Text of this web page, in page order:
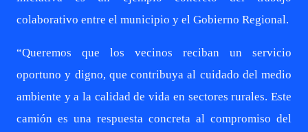
colaborativo entre el municipio y el Gobierno Regional.
“Queremos que los vecinos reciban un servicio
oportuno y digno, que contribuya al cuidado del medio
ambiente y a la calidad de vida en sectores rurales. Este
camión es una respuesta concreta al compromiso del